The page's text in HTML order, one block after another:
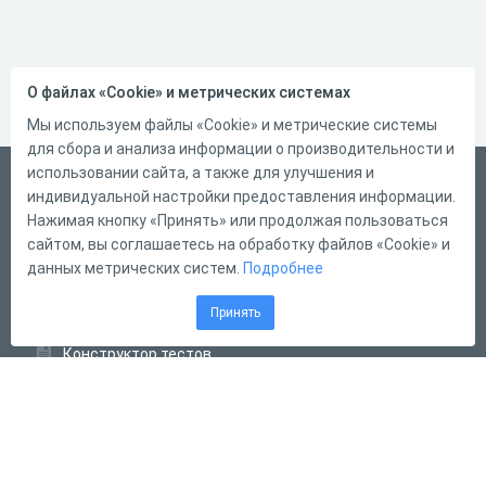
Русский
Справка
Форма обратной связи
Конструктор тестов
О файлах «Cookie» и метрических системах
Мы используем файлы «Cookie» и метрические системы
для сбора и анализа информации о производительности и
использовании сайта, а также для улучшения и
индивидуальной настройки предоставления информации.
Нажимая кнопку «Принять» или продолжая пользоваться
сайтом, вы соглашаетесь на обработку файлов «Cookie» и
данных метрических систем. Подробнее
Принять